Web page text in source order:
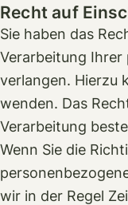
Recht auf
Sie haben das
Verarbeitung Ihrer
verlangen. Hierzu
wenden. Das
Verarbeitung
Wenn Sie die
wir in der Regel